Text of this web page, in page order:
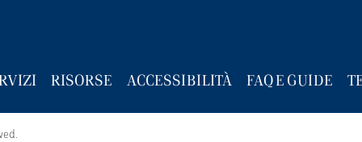
RISORSE ACCESSIBILITÀ FAQ E GUIDE